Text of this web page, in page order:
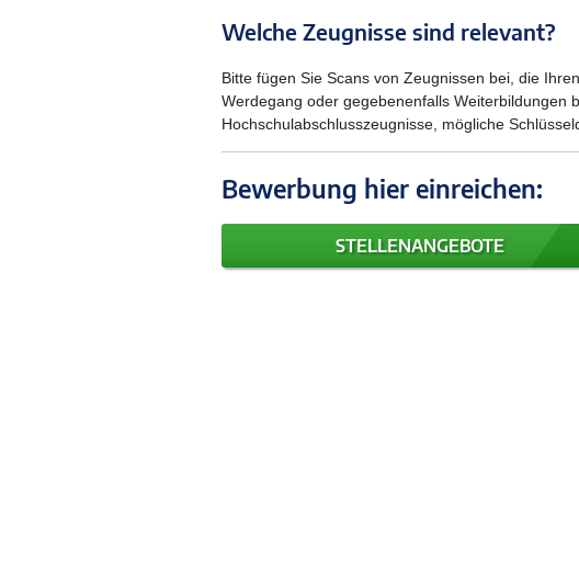
Welche Zeugnisse sind relevant?
Bitte fügen Sie Scans von Zeugnissen bei, die
Werdegang oder gegebenenfalls Weiterbildungen
Hochschulabschlusszeugnisse, mögliche
Bewerbung hier einreichen: